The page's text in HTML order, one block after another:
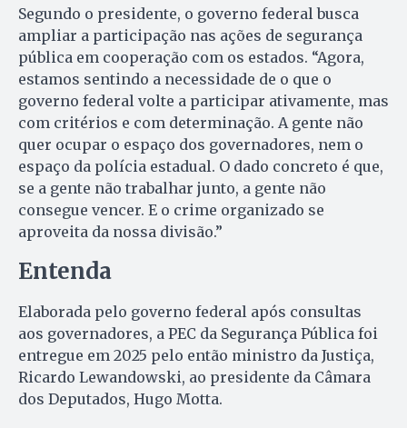
Segundo o presidente, o governo federal busca
ampliar a participação nas ações de segurança
pública em cooperação com os estados. “Agora,
estamos sentindo a necessidade de o que o
governo federal volte a participar ativamente, mas
com critérios e com determinação. A gente não
quer ocupar o espaço dos governadores, nem o
espaço da polícia estadual. O dado concreto é que,
se a gente não trabalhar junto, a gente não
consegue vencer. E o crime organizado se
aproveita da nossa divisão.”
Entenda
Elaborada pelo governo federal após consultas
aos governadores, a PEC da Segurança Pública foi
entregue em 2025 pelo então ministro da Justiça,
Ricardo Lewandowski, ao presidente da Câmara
dos Deputados, Hugo Motta.